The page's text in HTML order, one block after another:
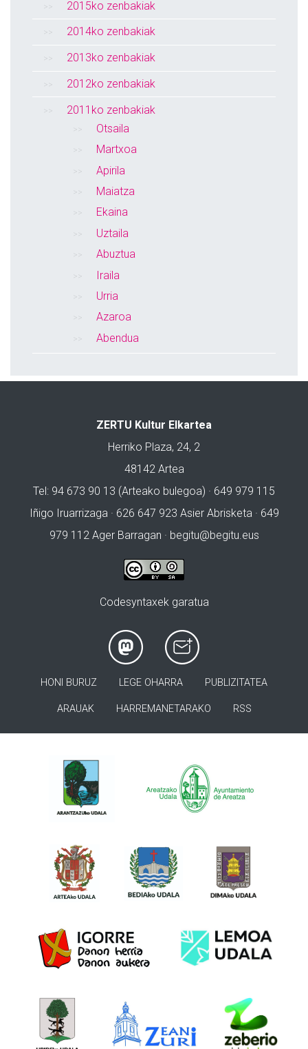
2015ko zenbakiak
2014ko zenbakiak
2013ko zenbakiak
2012ko zenbakiak
2011ko zenbakiak
Otsaila
Martxoa
Apirila
Maiatza
Ekaina
Uztaila
Abuztua
Iraila
Urria
Azaroa
Abendua
ZERTU Kultur Elkartea
Herriko Plaza, 24, 2
48142 Artea
Tel: 94 673 90 13 (Arteako bulegoa) · 649 979 115
Iñigo Iruarrizaga · 626 647 923 Asier Abrisketa · 649
979 112 Ager Barragan · begitu@begitu.eus
Codesyntaxek garatua
HONI BURUZ LEGE OHARRA PUBLIZITATEA
ARAUAK HARREMANETARAKO RSS